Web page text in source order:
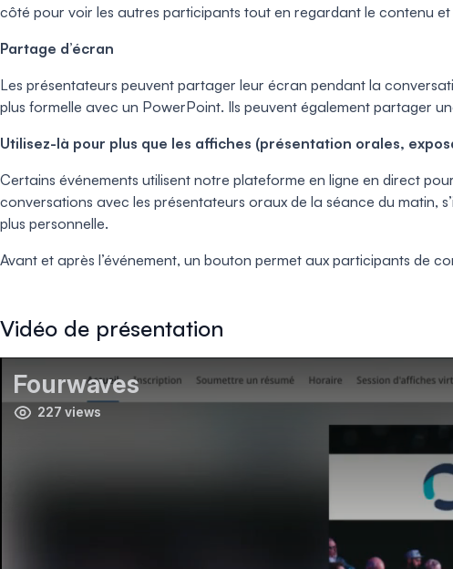
côté pour voir les autres participants tout en regardant le contenu
Partage d’écran
Les présentateurs peuvent partager leur écran pendant la
plus formelle avec un PowerPoint. Ils peuvent également partager
Utilisez-là pour plus que les affiches (présentation orales,
Certains événements utilisent notre plateforme en ligne en direct
conversations avec les présentateurs oraux de la séance du matin,
plus personnelle.
Avant et après l’événement, un bouton permet aux participants de
Vidéo de présentation